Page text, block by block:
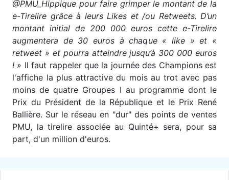
@PMU_Hippique pour faire grimper le montant de la
e-Tirelire grâce à leurs Likes et /ou Retweets. D’un
montant initial de 200 000 euros cette e-Tirelire
augmentera de 30 euros à chaque « like » et «
retweet » et pourra atteindre jusqu’à 300 000 euros
! » Il faut rappeler que la journée des Champions est
l'affiche la plus attractive du mois au trot avec pas
moins de quatre Groupes I au programme dont le
Prix du Président de la République et le Prix René
Ballière. Sur le réseau en "dur" des points de ventes
PMU, la tirelire associée au Quinté+ sera, pour sa
part, d'un million d'euros.